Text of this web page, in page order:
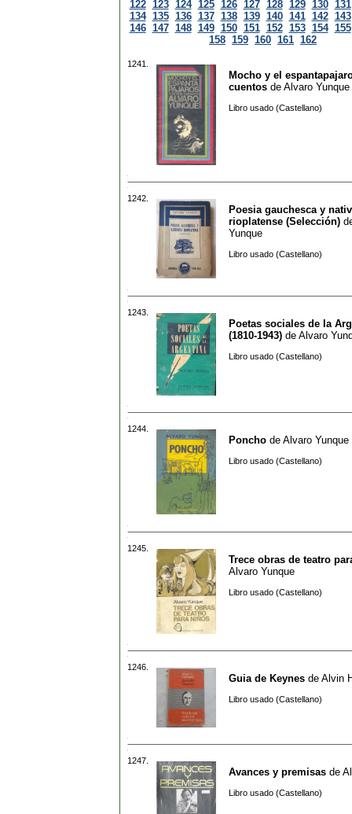
122 123 124 125 126 127 128 129 130 131
134 135 136 137 138 139 140 141 142 143
146 147 148 149 150 151 152 153 154 155
158 159 160 161 162
1241.
Mocho y el
cuentos de Alvaro Yunque
Libro usado (Castellano)
1242.
Poesia gauchesca y
rioplatense (Selección)
Yunque
Libro usado (Castellano)
1243.
Poetas sociales de la
(1810-1943) de Alvaro
Libro usado (Castellano)
1244.
Poncho de Alvaro Yunque
Libro usado (Castellano)
1245.
Trece obras de teatro
Alvaro Yunque
Libro usado (Castellano)
1246.
Guia de Keynes de Alvin
Libro usado (Castellano)
1247.
Avances y premisas de
Libro usado (Castellano)